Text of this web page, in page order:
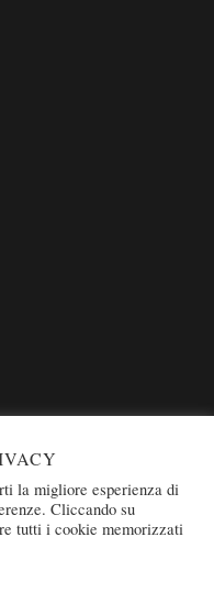
la migliore esperienza di
Cliccando su
tutti i cookie memorizzati